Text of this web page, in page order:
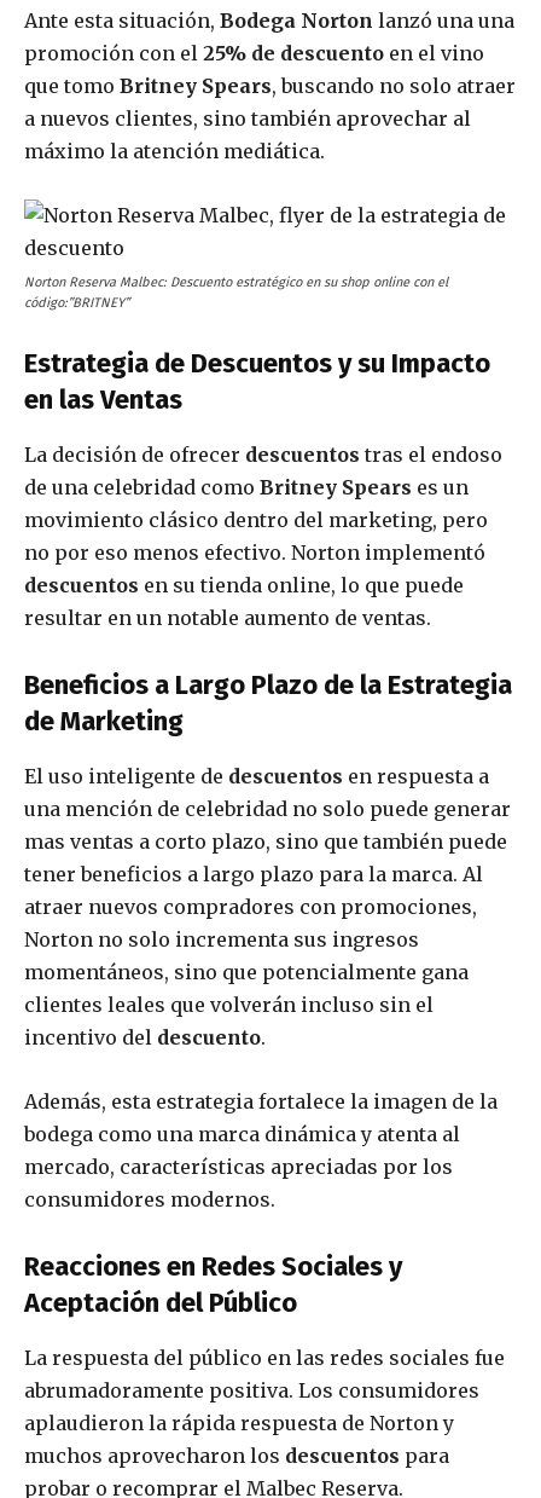
Ante esta situación, Bodega Norton lanzó una una
promoción con el 25% de descuento en el vino
que tomo Britney Spears, buscando no solo atraer
a nuevos clientes, sino también aprovechar al
máximo la atención mediática.
Norton Reserva Malbec: Descuento estratégico en su shop online con el
código:”BRITNEY”
Estrategia de Descuentos y su Impacto
en las Ventas
La decisión de ofrecer descuentos tras el endoso
de una celebridad como Britney Spears es un
movimiento clásico dentro del marketing, pero
no por eso menos efectivo. Norton implementó
descuentos en su tienda online, lo que puede
resultar en un notable aumento de ventas.
Beneficios a Largo Plazo de la Estrategia
de Marketing
El uso inteligente de descuentos en respuesta a
una mención de celebridad no solo puede generar
mas ventas a corto plazo, sino que también puede
tener beneficios a largo plazo para la marca. Al
atraer nuevos compradores con promociones,
Norton no solo incrementa sus ingresos
momentáneos, sino que potencialmente gana
clientes leales que volverán incluso sin el
incentivo del descuento.
Además, esta estrategia fortalece la imagen de la
bodega como una marca dinámica y atenta al
mercado, características apreciadas por los
consumidores modernos.
Reacciones en Redes Sociales y
Aceptación del Público
La respuesta del público en las redes sociales fue
abrumadoramente positiva. Los consumidores
aplaudieron la rápida respuesta de Norton y
muchos aprovecharon los descuentos para
probar o recomprar el Malbec Reserva.